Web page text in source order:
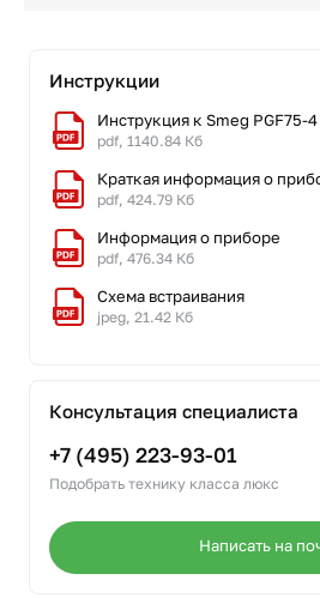
Инструкции
Инструкция к Smeg PGF75-4
pdf, 1140.84 Кб
Краткая информация о
pdf, 424.79 Кб
Информация о приборе
pdf, 476.34 Кб
Схема встраивания
jpeg, 21.42 Кб
Консультация специалиста
+7 (495) 223-93-01
Подобрать технику класса люкс
Написать на